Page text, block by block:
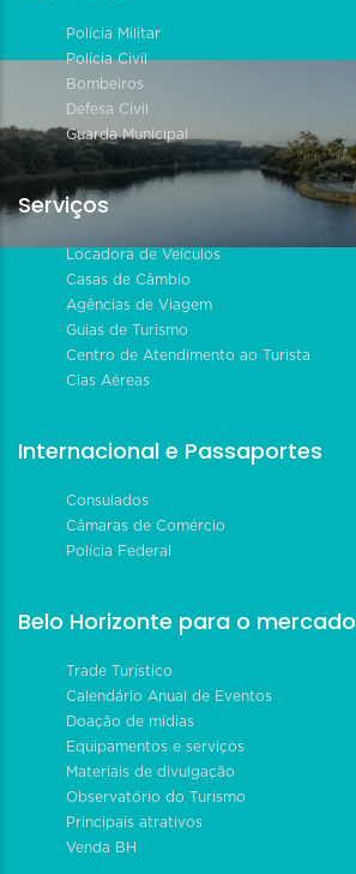
Polícia Militar
Polícia Civil
Bombeiros
Defesa Civil
Guarda Municipal
Serviços
Locadora de Veículos
Casas de Câmbio
Agências de Viagem
Guias de Turismo
Centro de Atendimento ao Turista
Cias Aéreas
Internacional e Passaportes
Consulados
Câmaras de Comércio
Polícia Federal
Belo Horizonte para o mercado
Trade Turístico
Calendário Anual de Eventos
Doação de mídias
Equipamentos e serviços
Materiais de divulgação
Observatório do Turismo
Principais atrativos
Venda BH